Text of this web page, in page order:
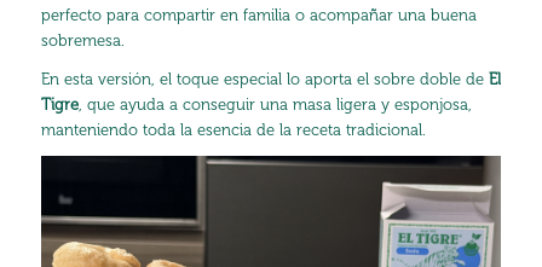
perfecto para compartir en familia o acompañar una buena
sobremesa.
En esta versión, el toque especial lo aporta el sobre doble de El
Tigre, que ayuda a conseguir una masa ligera y esponjosa,
manteniendo toda la esencia de la receta tradicional.